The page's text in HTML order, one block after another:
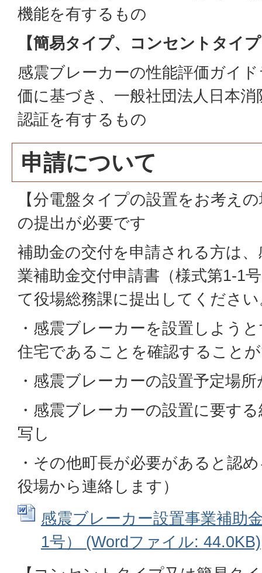
機能を有するもの
【簡易タイプ、コンセントタイ
感震ブレーカーの性能評価ガイ
価に基づき、一般社団法人日本
認証を有するもの
申請について
【分電盤タイプの設置をお考え
の提出が必要です
補助金の交付を申請される方は
業補助金交付申請書（様式第1-1
て役場総務課に提出してくださ
・感震ブレーカーを設置しよう
住宅であることを確認すること
・感震ブレーカーの設置予定場
・感震ブレーカーの設置に要す
写し
・その他町長が必要があると認
役場から連絡します）
感震ブレーカー設置事業補助
1号） (Wordファイル: 44.0KB)